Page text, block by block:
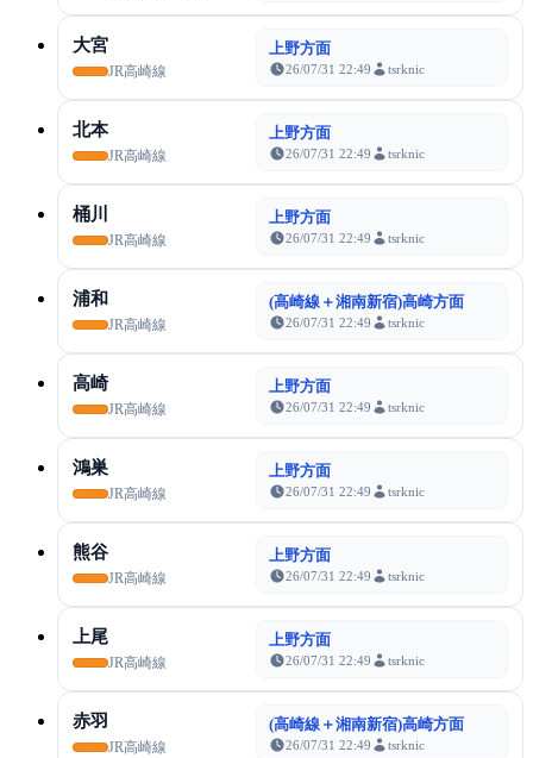
大宮
JR高崎線
上野方面
26/07/31 22:49 tsrknic
北本
JR高崎線
上野方面
26/07/31 22:49 tsrknic
桶川
JR高崎線
上野方面
26/07/31 22:49 tsrknic
浦和
JR高崎線
(高崎線＋湘南新宿)高崎方面
26/07/31 22:49 tsrknic
高崎
JR高崎線
上野方面
26/07/31 22:49 tsrknic
鴻巣
JR高崎線
上野方面
26/07/31 22:49 tsrknic
熊谷
JR高崎線
上野方面
26/07/31 22:49 tsrknic
上尾
JR高崎線
上野方面
26/07/31 22:49 tsrknic
赤羽
JR高崎線
(高崎線＋湘南新宿)高崎方面
26/07/31 22:49 tsrknic